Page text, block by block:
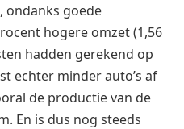
ondanks goede
hogere omzet (1,56
hadden gerekend op
echter minder auto’s af
de productie van de
En is dus nog steeds